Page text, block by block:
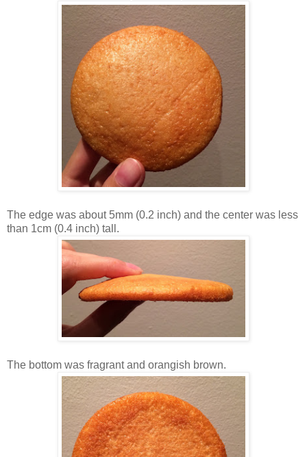
The edge was about 5mm (0.2 inch) and the center was less
than 1cm (0.4 inch) tall.
The bottom was fragrant and orangish brown.